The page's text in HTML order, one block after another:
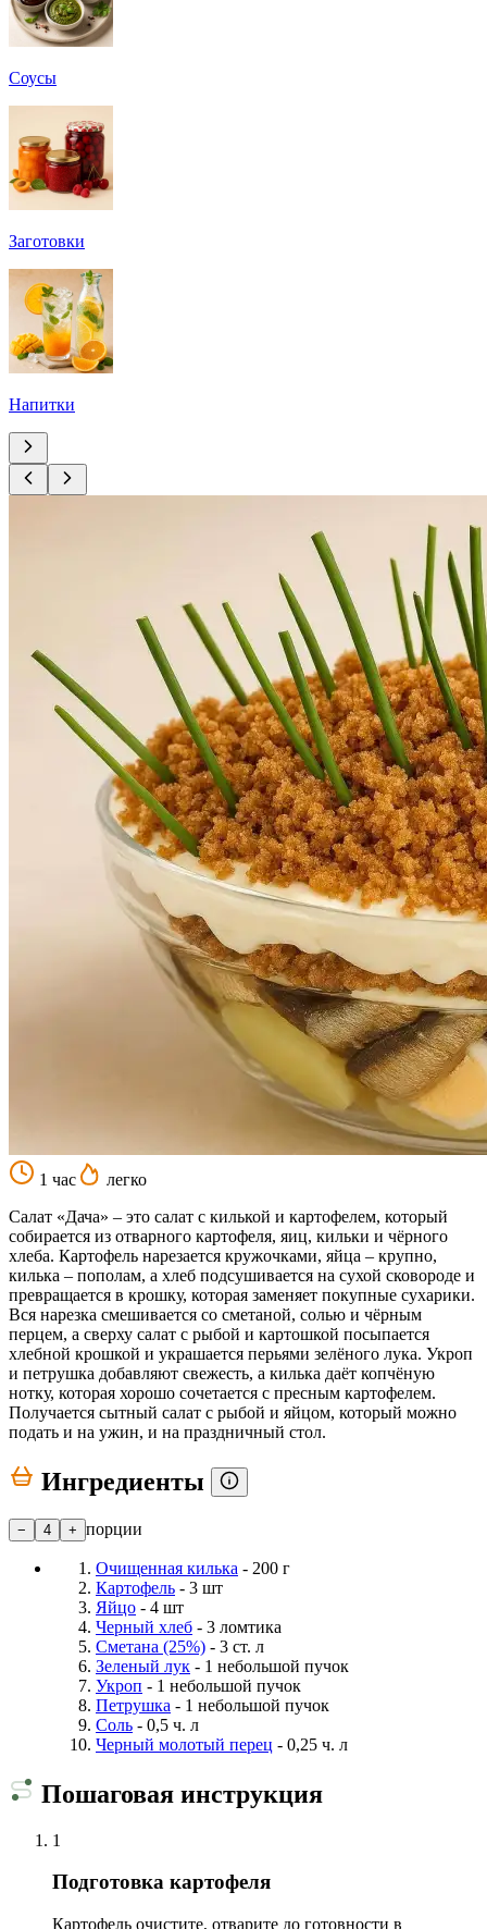
Соусы
Заготовки
Напитки
1 час
легко
Салат «Дача» – это салат с килькой и картофелем, который
собирается из отварного картофеля, яиц, кильки и чёрного
хлеба. Картофель нарезается кружочками, яйца – крупно,
килька – пополам, а хлеб подсушивается на сухой сковороде и
превращается в крошку, которая заменяет покупные сухарики.
Вся нарезка смешивается со сметаной, солью и чёрным
перцем, а сверху салат с рыбой и картошкой посыпается
хлебной крошкой и украшается перьями зелёного лука. Укроп
и петрушка добавляют свежесть, а килька даёт копчёную
нотку, которая хорошо сочетается с пресным картофелем.
Получается сытный салат с рыбой и яйцом, который можно
подать и на ужин, и на праздничный стол.
Ингредиенты
− 4 + порции
Очищенная килька - 200 г
Картофель - 3 шт
Яйцо - 4 шт
Черный хлеб - 3 ломтика
Сметана (25%) - 3 ст. л
Зеленый лук - 1 небольшой пучок
Укроп - 1 небольшой пучок
Петрушка - 1 небольшой пучок
Соль - 0,5 ч. л
Черный молотый перец - 0,25 ч. л
Пошаговая инструкция
1
Подготовка картофеля
Картофель очистите, отварите до готовности в